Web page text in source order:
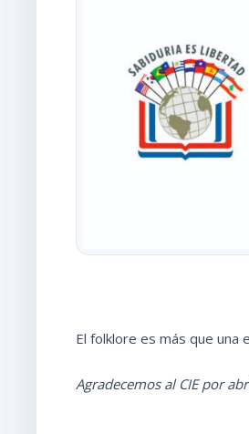
El folklore es más que una
Agradecemos al CIE por